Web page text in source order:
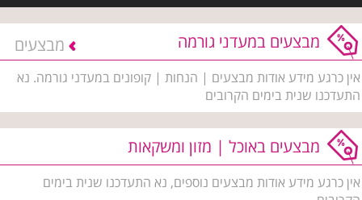
מבצעים במעדני גורמה מבצעים
אין כרגע מידע אודות מבצעים | הנחות | קופונים במעדני גורמה. נא
התעדכנו שנית בימים הקרובים
מבצעים באוכל | מזון ומשקאות
אין כרגע מידע אודות מבצעים נוספים, נא התעדכנו שנית בימים